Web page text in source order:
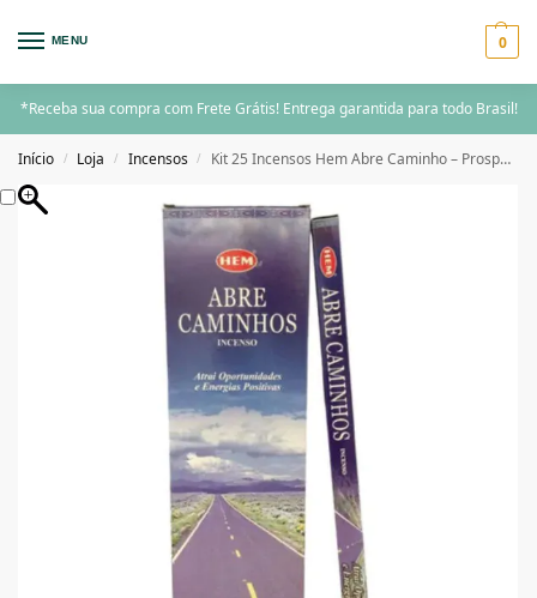
MENU 0
*Receba sua compra com Frete Grátis! Entrega garantida para todo Brasil!
Início / Loja / Incensos / Kit 25 Incensos Hem Abre Caminho – Prosperidade e Novas Oportunidades